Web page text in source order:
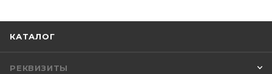
КАТАЛОГ
РЕКВИЗИТЫ